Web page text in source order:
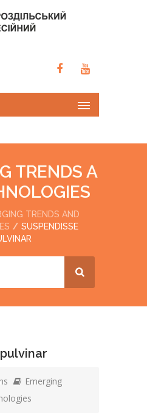
TRENDS A
TRENDS AND
SUSPENDISSE
Emerging